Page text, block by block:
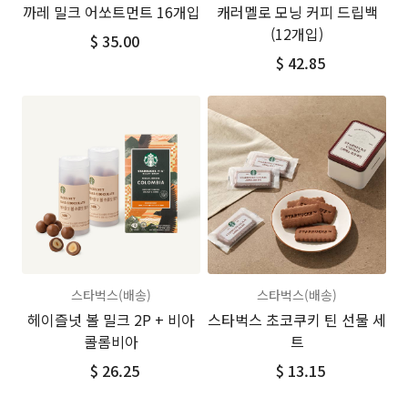
까레 밀크 어쏘트먼트 16개입
$ 35.00
캐러멜로 모닝 커피 드립백
(12개입)
$ 42.85
스타벅스(배송)
헤이즐넛 볼 밀크 2P + 비아
콜롬비아
$ 26.25
스타벅스(배송)
스타벅스 초코쿠키 틴 선물 세
트
$ 13.15